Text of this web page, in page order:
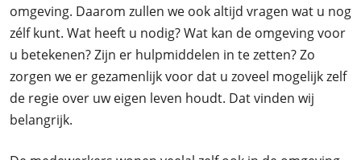
omgeving. Daarom zullen we ook altijd vragen wat u nog
zélf kunt. Wat heeft u nodig? Wat kan de omgeving voor
u betekenen? Zijn er hulpmiddelen in te zetten? Zo
zorgen we er gezamenlijk voor dat u zoveel mogelijk zelf
de regie over uw eigen leven houdt. Dat vinden wij
belangrijk.